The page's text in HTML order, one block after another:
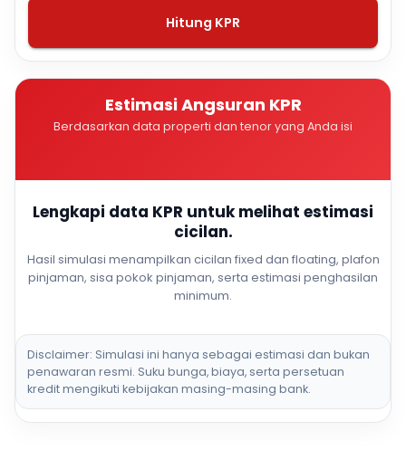
Hitung KPR
Estimasi Angsuran KPR
Berdasarkan data properti dan tenor yang Anda isi
Lengkapi data KPR untuk melihat estimasi
cicilan.
Hasil simulasi menampilkan cicilan fixed dan floating, plafon
pinjaman, sisa pokok pinjaman, serta estimasi penghasilan
minimum.
Disclaimer: Simulasi ini hanya sebagai estimasi dan bukan
penawaran resmi. Suku bunga, biaya, serta persetuan
kredit mengikuti kebijakan masing-masing bank.